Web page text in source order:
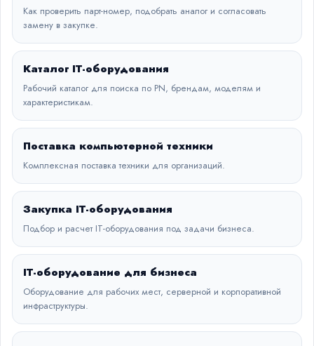
Как проверить парт-номер, подобрать аналог и согласовать
замену в закупке.
Каталог IT-оборудования
Рабочий каталог для поиска по PN, брендам, моделям и
характеристикам.
Поставка компьютерной техники
Комплексная поставка техники для организаций.
Закупка IT-оборудования
Подбор и расчет IT-оборудования под задачи бизнеса.
IT-оборудование для бизнеса
Оборудование для рабочих мест, серверной и корпоративной
инфраструктуры.